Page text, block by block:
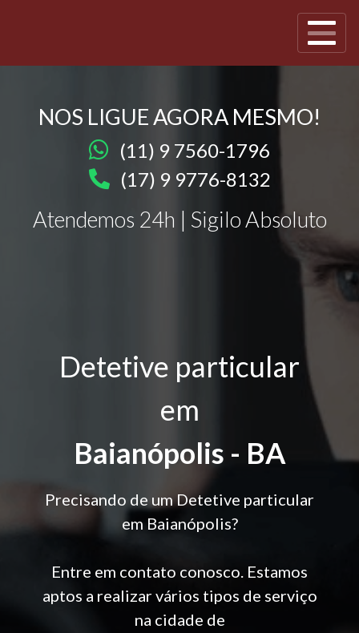
NOS LIGUE AGORA MESMO!
(11) 9 7560-1796
(17) 9 9776-8132
Atendemos 24h | Sigilo Absoluto
Detetive particular
em
Baianópolis - BA
Precisando de um Detetive particular
em Baianópolis?
Entre em contato conosco. Estamos
aptos a realizar vários tipos de serviço
na cidade de